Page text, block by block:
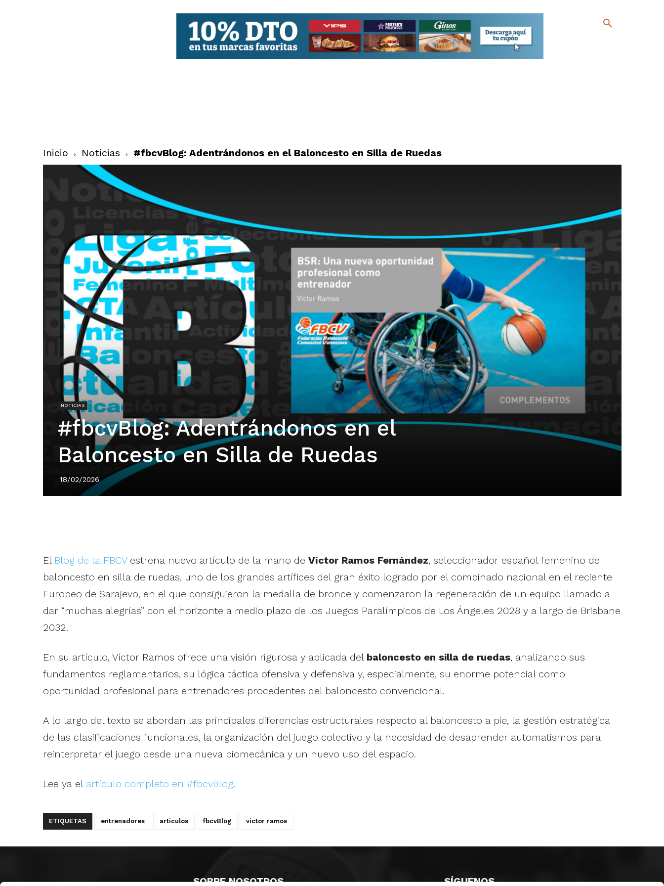
Inicio Noticias #fbcvBlog: Adentrándonos en el Baloncesto en Silla de Ruedas
NOTICIAS
#fbcvBlog: Adentrándonos en el
Baloncesto en Silla de Ruedas
18/02/2026
El Blog de la FBCVestrena nuevo artículo de la mano de Víctor Ramos Fernández, seleccionador español femenino de
baloncesto en silla de ruedas, uno de los grandes artífices del gran éxito logrado por el combinado nacional en el reciente
Europeo de Sarajevo, en el que consiguieron la medalla de bronce y comenzaron la regeneración de un equipo llamado a
dar “muchas alegrías” con el horizonte a medio plazo de los Juegos Paralímpicos de Los Ángeles 2028 y a largo de Brisbane
2032.
En su artículo, Víctor Ramos ofrece una visión rigurosa y aplicada del baloncesto en silla de ruedas, analizando sus
fundamentos reglamentarios, su lógica táctica ofensiva y defensiva y, especialmente, su enorme potencial como
oportunidad profesional para entrenadores procedentes del baloncesto convencional.
A lo largo del texto se abordan las principales diferencias estructurales respecto al baloncesto a pie, la gestión estratégica
de las clasificaciones funcionales, la organización del juego colectivo y la necesidad de desaprender automatismos para
reinterpretar el juego desde una nueva biomecánica y un nuevo uso del espacio.
Lee ya el artículo completo en #fbcvBlog.
ETIQUETAS entrenadores articulos fbcvBlog victor ramos
SOBRE NOSOTROS SÍGUENOS